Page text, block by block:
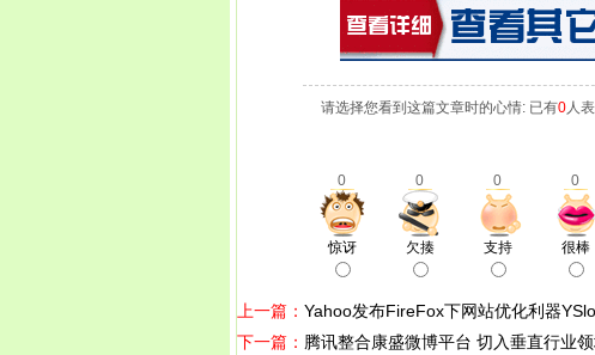
请选择您看到这篇文章时的心情: 已有0人
0 0 0 0
惊讶 欠揍 支持 很棒
上一篇： Yahoo发布FireFox下网站优化利器
下一篇： 腾讯整合康盛微博平台 切入垂直行业